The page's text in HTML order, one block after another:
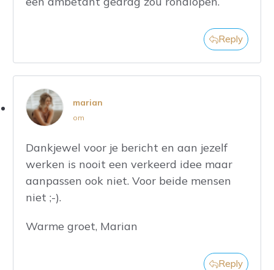
Reply
marian
om
Dankjewel voor je bericht en aan jezelf
werken is nooit een verkeerd idee maar
aanpassen ook niet. Voor beide mensen
niet ;-).
Warme groet, Marian
Reply